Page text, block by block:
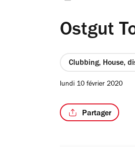
Ostgut
Clubbing, House,
lundi 10 février 2020
Partager